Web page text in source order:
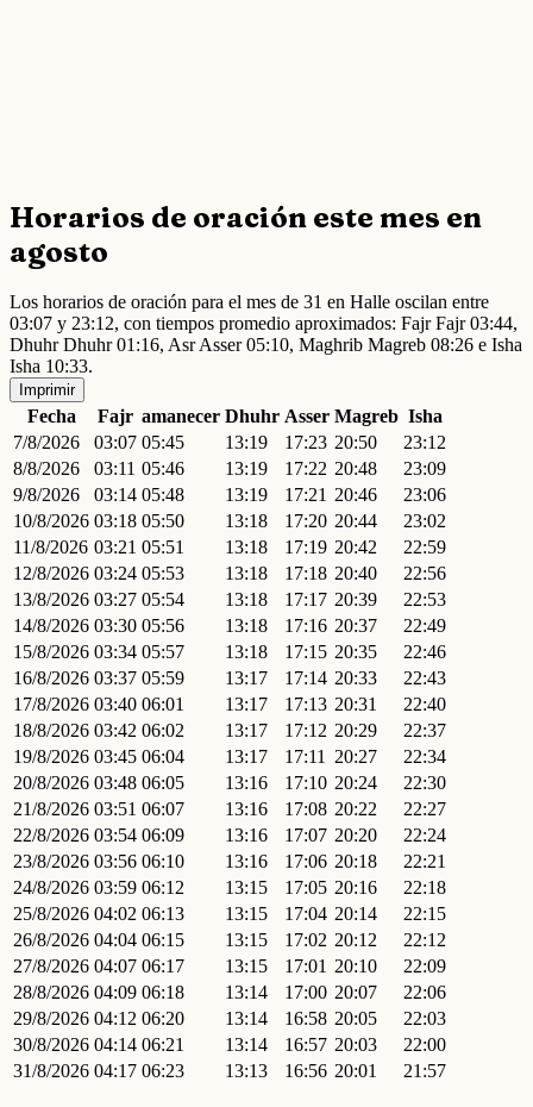
Horarios de oración este mes en
agosto
Los horarios de oración para el mes de 31 en Halle oscilan entre
03:07 y 23:12, con tiempos promedio aproximados: Fajr Fajr 03:44,
Dhuhr Dhuhr 01:16, Asr Asser 05:10, Maghrib Magreb 08:26 e Isha
Isha 10:33.
Imprimir
Fecha Fajr amanecer Dhuhr Asser Magreb Isha
7/8/2026
03:07 05:45 13:19 17:23 20:50
23:12
8/8/2026
03:11 05:46 13:19 17:22 20:48
23:09
9/8/2026
03:14 05:48 13:19 17:21 20:46
23:06
10/8/2026 03:18 05:50 13:18 17:20 20:44
23:02
11/8/2026 03:21 05:51 13:18 17:19 20:42
22:59
12/8/2026 03:24 05:53 13:18 17:18 20:40
22:56
13/8/2026 03:27 05:54 13:18 17:17 20:39
22:53
14/8/2026 03:30 05:56 13:18 17:16 20:37
22:49
15/8/2026 03:34 05:57 13:18 17:15 20:35
22:46
16/8/2026 03:37 05:59 13:17 17:14 20:33
22:43
17/8/2026 03:40 06:01 13:17 17:13 20:31
22:40
18/8/2026 03:42 06:02 13:17 17:12 20:29
22:37
19/8/2026 03:45 06:04 13:17 17:11 20:27
22:34
20/8/2026 03:48 06:05 13:16 17:10 20:24
22:30
21/8/2026 03:51 06:07 13:16 17:08 20:22
22:27
22/8/2026 03:54 06:09 13:16 17:07 20:20
22:24
23/8/2026 03:56 06:10 13:16 17:06 20:18
22:21
24/8/2026 03:59 06:12 13:15 17:05 20:16
22:18
25/8/2026 04:02 06:13 13:15 17:04 20:14
22:15
26/8/2026 04:04 06:15 13:15 17:02 20:12
22:12
27/8/2026 04:07 06:17 13:15 17:01 20:10
22:09
28/8/2026 04:09 06:18 13:14 17:00 20:07
22:06
29/8/2026 04:12 06:20 13:14 16:58 20:05
22:03
30/8/2026 04:14 06:21 13:14 16:57 20:03
22:00
31/8/2026 04:17 06:23 13:13 16:56 20:01 21:57